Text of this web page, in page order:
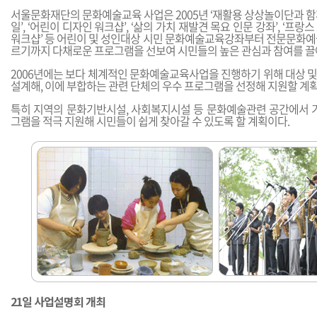
서울문화재단의 문화예술교육 사업은 2005년 ‘재활용 상상놀이단과
일’, ‘어린이 디자인 워크샵’, ‘삶의 가치 재발견 목요 인문 강좌’, ‘프랑
워크샵’ 등 어린이 및 성인대상 시민 문화예술교육강좌부터 전문문화
르기까지 다채로운 프로그램을 선보여 시민들의 높은 관심과 참여를
2006년에는 보다 체계적인 문화예술교육사업을 진행하기 위해 대상
설계해, 이에 부합하는 관련 단체의 우수 프로그램을 선정해 지원할 계
특히 지역의 문화기반시설, 사회복지시설 등 문화예술관련 공간에서
그램을 적극 지원해 시민들이 쉽게 찾아갈 수 있도록 할 계획이다.
21일 사업설명회 개최